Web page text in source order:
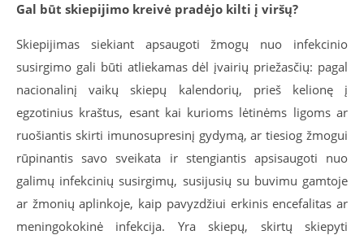
Gal būt skiepijimo kreivė pradėjo kilti į viršų?
Skiepijimas siekiant apsaugoti žmogų nuo infekcinio
susirgimo gali būti atliekamas dėl įvairių priežasčių: pagal
nacionalinį vaikų skiepų kalendorių, prieš kelionę į
egzotinius kraštus, esant kai kurioms lėtinėms ligoms ar
ruošiantis skirti imunosupresinį gydymą, ar tiesiog žmogui
rūpinantis savo sveikata ir stengiantis apsisaugoti nuo
galimų infekcinių susirgimų, susijusių su buvimu gamtoje
ar žmonių aplinkoje, kaip pavyzdžiui erkinis encefalitas ar
meningokokinė infekcija. Yra skiepų, skirtų skiepyti